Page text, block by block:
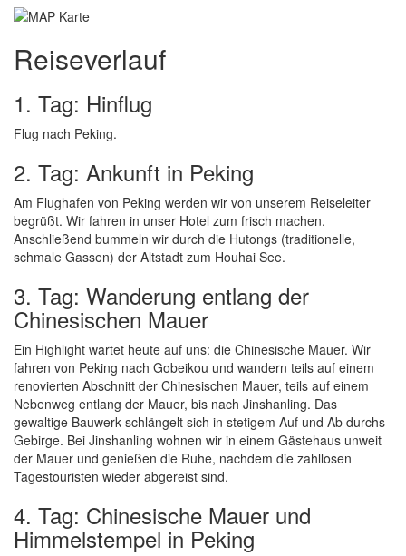
Reiseverlauf
1. Tag: Hinflug
Flug nach Peking.
2. Tag: Ankunft in Peking
Am Flughafen von Peking werden wir von unserem Reiseleiter
begrüßt. Wir fahren in unser Hotel zum frisch machen.
Anschließend bummeln wir durch die Hutongs (traditionelle,
schmale Gassen) der Altstadt zum Houhai See.
3. Tag: Wanderung entlang der
Chinesischen Mauer
Ein Highlight wartet heute auf uns: die Chinesische Mauer. Wir
fahren von Peking nach Gobeikou und wandern teils auf einem
renovierten Abschnitt der Chinesischen Mauer, teils auf einem
Nebenweg entlang der Mauer, bis nach Jinshanling. Das
gewaltige Bauwerk schlängelt sich in stetigem Auf und Ab durchs
Gebirge. Bei Jinshanling wohnen wir in einem Gästehaus unweit
der Mauer und genießen die Ruhe, nachdem die zahllosen
Tagestouristen wieder abgereist sind.
4. Tag: Chinesische Mauer und
Himmelstempel in Peking